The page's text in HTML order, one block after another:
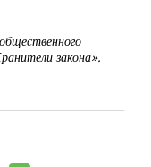
закона».